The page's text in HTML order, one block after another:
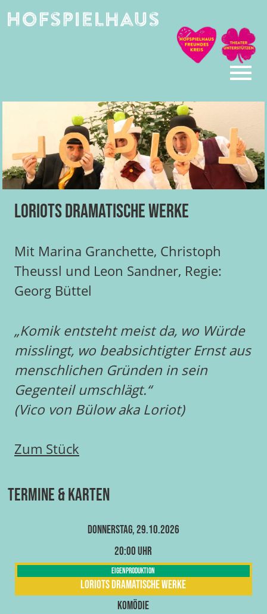
Loriots dramatische Werke
Mit Marina Granchette, Christoph
Theussl und Leon Sandner, Regie:
Georg Büttel
„Komik entsteht meist da, wo Würde
misslingt, wo beabsichtigter Ernst aus
menschlichen Gründen in sein
Gegenteil umschlägt.“
(Vico von Bülow aka Loriot)
Zum Stück
Termine & Karten
Donnerstag, 29.10.2026
20:00 Uhr
Eigenproduktion
Loriots dramatische Werke
Komödie